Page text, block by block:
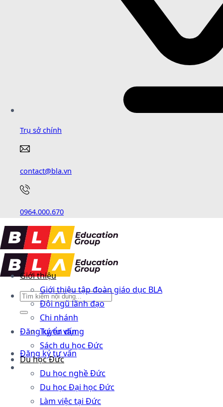
Trụ sở chính
contact@bla.vn
0964.000.670
Đăng ký tư vấn
Đăng ký tư vấn
Giới thiệu
Giới thiệu tập đoàn giáo dục BLA
Đội ngũ lãnh đạo
Chi nhánh
Tuyển dụng
Sách du học Đức
Du học Đức
Du học nghề Đức
Du học Đại học Đức
Làm việc tại Đức